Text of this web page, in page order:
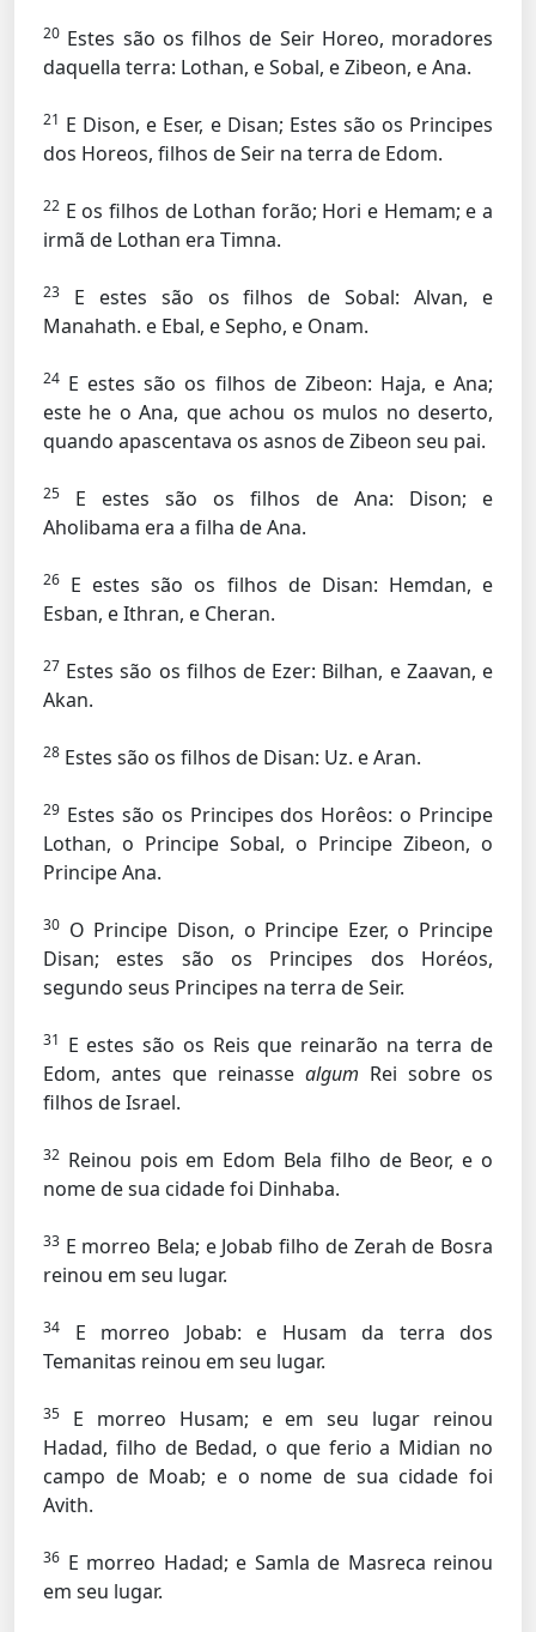
20 Estes são os filhos de Seir Horeo, moradores
daquella terra: Lothan, e Sobal, e Zibeon, e Ana.
21 E Dison, e Eser, e Disan; Estes são os Principes
dos Horeos, filhos de Seir na terra de Edom.
22 E os filhos de Lothan forão; Hori e Hemam; e a
irmã de Lothan era Timna.
23
E estes são os filhos de Sobal: Alvan, e
Manahath. e Ebal, e Sepho, e Onam.
24 E estes são os filhos de Zibeon: Haja, e Ana;
este he o Ana, que achou os mulos no deserto,
quando apascentava os asnos de Zibeon seu pai.
25
E estes são os filhos de Ana: Dison; e
Aholibama era a filha de Ana.
26 E estes são os filhos de Disan: Hemdan, e
Esban, e Ithran, e Cheran.
27 Estes são os filhos de Ezer: Bilhan, e Zaavan, e
Akan.
28 Estes são os filhos de Disan: Uz. e Aran.
29 Estes são os Principes dos Horêos: o Principe
Lothan, o Principe Sobal, o Principe Zibeon, o
Principe Ana.
30 O Principe Dison, o Principe Ezer, o Principe
Disan; estes são os Principes dos Horéos,
segundo seus Principes na terra de Seir.
31 E estes são os Reis que reinarão na terra de
Edom, antes que reinasse algum Rei sobre os
filhos de Israel.
32 Reinou pois em Edom Bela filho de Beor, e o
nome de sua cidade foi Dinhaba.
33 E morreo Bela; e Jobab filho de Zerah de Bosra
reinou em seu lugar.
34
E morreo Jobab: e Husam da terra dos
Temanitas reinou em seu lugar.
35
E morreo Husam; e em seu lugar reinou
Hadad, filho de Bedad, o que ferio a Midian no
campo de Moab; e o nome de sua cidade foi
Avith.
36 E morreo Hadad; e Samla de Masreca reinou
em seu lugar.